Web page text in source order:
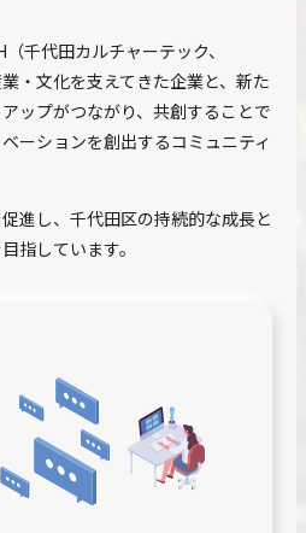
千代田カルチャーテック、
・文化を支えてきた企業と、新た
ップがつながり、共創することで
ーションを創出するコミュニティ
進し、千代田区の持続的な成長と
指しています。